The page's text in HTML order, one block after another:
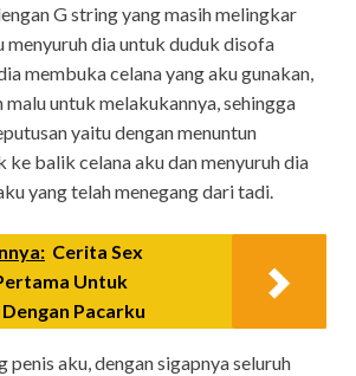
G string yang masih melingkar
menyuruh dia untuk duduk disofa
membuka celana yang aku gunakan,
untuk melakukannya, sehingga
yaitu dengan menuntun
ke balik celana aku dan menyuruh dia
yang telah menegang dari tadi.
Cerita Sex
Untuk
Pacarku
penis aku, dengan sigapnya seluruh